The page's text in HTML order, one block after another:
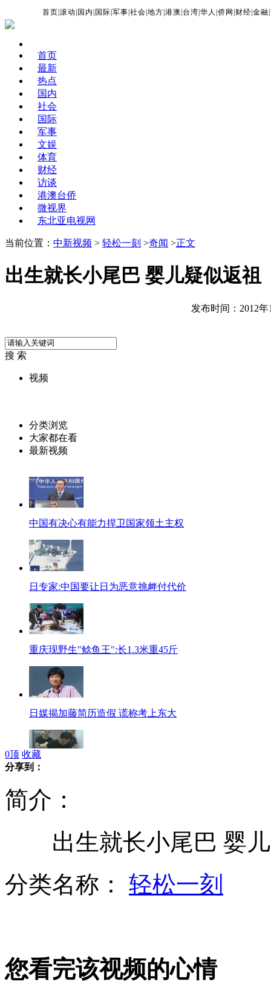
首页 |滚动 国内 国际 |军事 |社会 |地方 |港澳 台湾 |华人 |侨网 财经 |金融 |
首页
最新
热点
国内
社会
国际
军事
文娱
体育
财经
访谈
港澳台侨
微视界
东北亚电视网
当前位置： 中新视频 > 轻松一刻 >奇闻 >正文
出生就长小尾巴 婴儿疑似返祖
发布时间：2012年
搜 索
视频
分类浏览
大家都在看
最新视频
中国有决心有能力捍卫国家领土主权
日专家:中国要让日为恶意挑衅付代价
重庆现野生"鲶鱼王":长1.3米重45斤
日媒揭加藤简历造假 谎称考上东大
大陆向台移交遣返13嫌犯涉拐骗卖淫
监控实拍楼道偷鞋贼偷走整栋楼鞋
0顶 收藏
分享到：
简介：
出生就长小尾巴 婴儿
分类名称： 轻松一刻
您看完该视频的心情